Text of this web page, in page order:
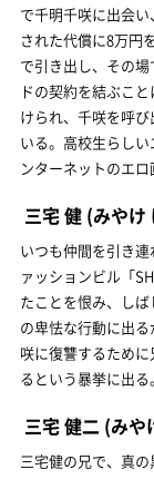
で千明千咲に出会
された代償に8万円
で引き出し、その
ドの契約を結ぶこ
けられ、千咲を呼
いる。高校生らし
ンターネットのエロ
三宅 健 (みやけ
いつも仲間を引き
ァッションビル「
たことを恨み、し
の卑怯な行動に出
咲に復讐するため
るという暴挙に出る。
三宅 健二 (みや
三宅健の兄で、真